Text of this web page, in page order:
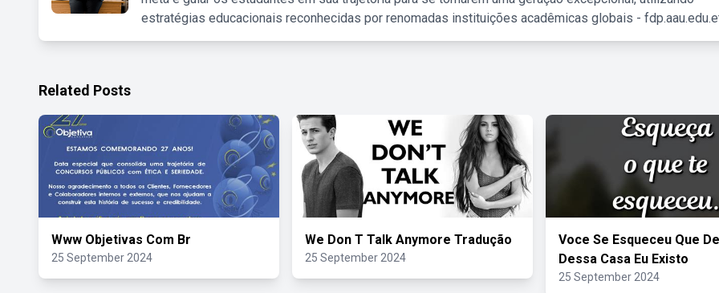
estratégias educacionais reconhecidas por renomadas instituições acadêmicas globais -
Related Posts
Www Objetivas Com Br
25 September 2024
We Don T Talk Anymore Tradução
25 September 2024
Voce Se Esqueceu Que
Dessa Casa Eu Existo
25 September 2024